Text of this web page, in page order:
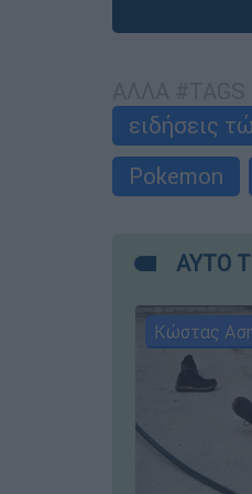
ειδήσεις
Pokemon
ΑΥΤΟ
Κώστας